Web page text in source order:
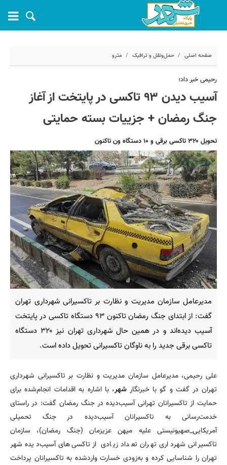
صفحه اصلی حمل‌ونقل و ترافیک مترو
کد مطلب: 79481
رحیمی خبر داد؛
آسیب دیدن ۹۳ تاکسی در پایتخت از آغاز
جنگ رمضان + جزییات بسته حمایتی
تحویل ۳۲۰ تاکسی برقی و ۱۰ دستگاه ون تاکنون
مدیرعامل سازمان مدیریت و نظارت بر تاکسیرانی شهرداری تهران
گفت: از ابتدای جنگ رمضان تاکنون ۹۳ دستگاه تاکسی در پایتخت
آسیب دیده‌اند و در همین حال شهرداری تهران نیز ۳۲۰ دستگاه
تاکسی برقی جدید را به ناوگان تاکسیرانی تحویل داده است.
علی رحیمی، مدیرعامل سازمان مدیریت و نظارت بر تاکسیرانی شهرداری
تهران در گفت و گو با خبرنگار شهر، با اشاره به اقدامات انجام‌شده برای
حمایت از تاکسیرانان تهرانی آسیب‌دیده در جنگ رمضان گفت: در راستای
خدمت‌رسانی به تاکسیرانان آسیب‌دیده در جنگ تحمیلی
آمریکایی_صهیونیستی علیه میهن عزیزمان (جنگ رمضان)، سازمان
تاکسیرانی شهرداری تهران تعداد زیادی از تاکسی‌های آسیب‌دیده شهر
تهران را شناسایی کرده و به‌زودی خسارت واردشده به تاکسیرانان پرداخت